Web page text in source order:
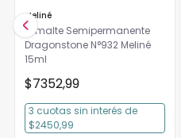
Meliné
Esmalte Semipermanente
Dragonstone N°932 Meliné
15ml
$7352,99
3 cuotas sin interés de
$2450,99